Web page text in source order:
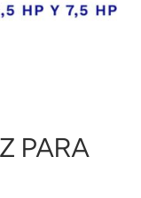
PARA